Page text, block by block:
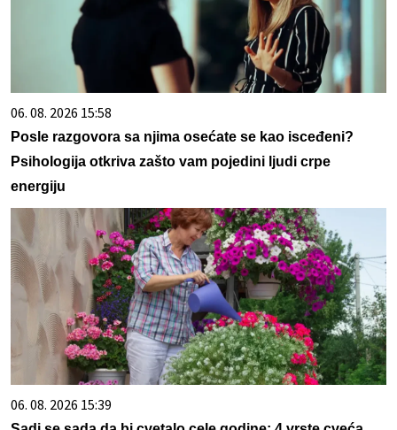
06. 08. 2026 15:58
Posle razgovora sa njima osećate se kao isceđeni?
Psihologija otkriva zašto vam pojedini ljudi crpe
energiju
06. 08. 2026 15:39